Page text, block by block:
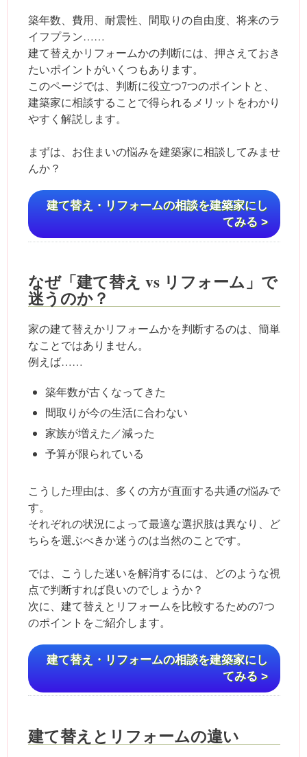
築年数、費用、耐震性、間取りの自由度、将来のラ
イフプラン……
建て替えかリフォームかの判断には、押さえておき
たいポイントがいくつもあります。
このページでは、判断に役立つ7つのポイントと、
建築家に相談することで得られるメリットをわかり
やすく解説します。
まずは、お住まいの悩みを建築家に相談してみませ
んか？
建て替え・リフォームの相談を建築家にし
てみる >
なぜ「建て替え vs リフォーム」で
迷うのか？
家の建て替えかリフォームかを判断するのは、簡単
なことではありません。
例えば……
築年数が古くなってきた
間取りが今の生活に合わない
家族が増えた／減った
予算が限られている
こうした理由は、多くの方が直面する共通の悩みで
す。
それぞれの状況によって最適な選択肢は異なり、ど
ちらを選ぶべきか迷うのは当然のことです。
では、こうした迷いを解消するには、どのような視
点で判断すれば良いのでしょうか？
次に、建て替えとリフォームを比較するための7つ
のポイントをご紹介します。
建て替え・リフォームの相談を建築家にし
てみる >
建て替えとリフォームの違い